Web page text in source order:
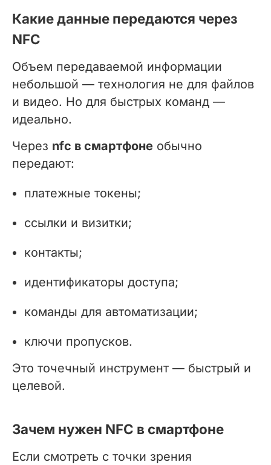
Какие данные передаются через
NFC
Объем передаваемой информации
небольшой — технология не для файлов
и видео. Но для быстрых команд —
идеально.
Через nfc в смартфоне обычно
передают:
платежные токены;
ссылки и визитки;
контакты;
идентификаторы доступа;
команды для автоматизации;
ключи пропусков.
Это точечный инструмент — быстрый и
целевой.
Зачем нужен NFC в смартфоне
Если смотреть с точки зрения